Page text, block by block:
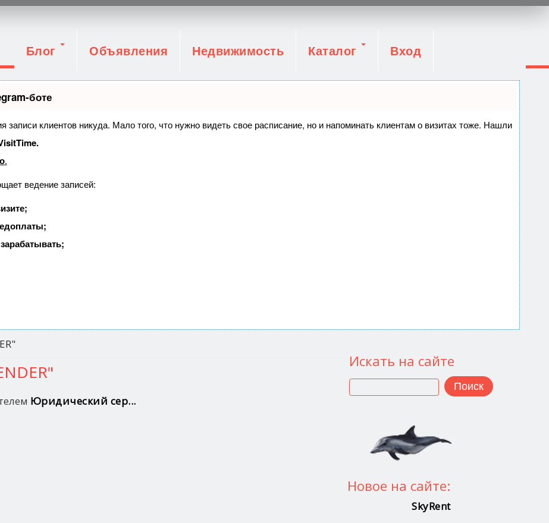
Блог Объявления Недвижимость Каталог Вход
боте
записи клиентов никуда. Мало того, что нужно видеть свое расписание, но и напоминать клиентам о визитах тоже. Нашли
.
ведение записей:
Юридический сер...
Искать на сайте
Поиск
Новое на сайте:
SkyRent